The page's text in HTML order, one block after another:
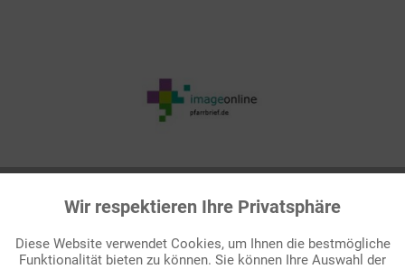
Passende Stichworte
Bibel, Jesus Christus
Funktionale Aktiv
Marketing Inaktiv
Wir respektieren Ihre Privatsphäre
Diese Website verwendet Cookies, um Ihnen die bestmögliche
Funktionalität bieten zu können. Sie können Ihre Auswahl der